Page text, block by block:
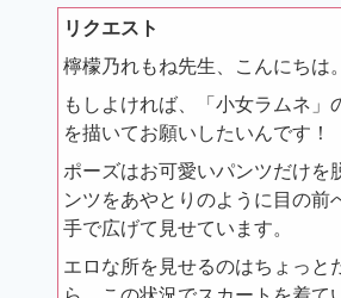
リクエスト
檸檬乃れもね先生、こんにちは。
もしよければ、「小女ラムネ」
を描いてお願いしたいんです！
ポーズはお可愛いパンツだけを
ンツをあやとりのように目の前
手で広げて見せています。
エロな所を見せるのはちょっと